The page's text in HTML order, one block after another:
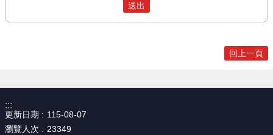
回上一頁
:::
更新日期
115-08-07
瀏覽人次
23349